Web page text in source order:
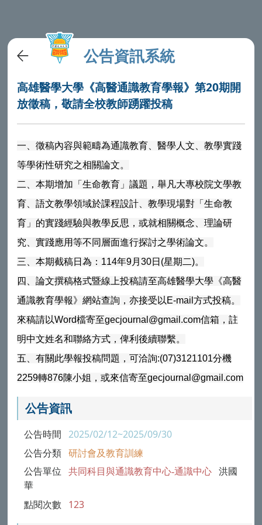
公告資訊系統
高雄醫學大學《高醫通識教育學報》第20期開
放徵稿，敬請全校教師踴躍投稿
一、徵稿內容與範疇為通識教育、醫學人文、教學實踐
等學術性研究之相關論文。
二、本期增加「生命教育」議題，舉凡大專校院文學教
育、語文教學領域於課程設計、教學現場對「生命教
育」的實踐經驗與教學反思，或就相關概念、理論研
究、實踐應用等不同層面進行探討之學術論文。
三、本期截稿日為：114年9月30日(星期二)。
四、論文撰稿格式暨線上投稿請至高雄醫學大學《高醫
通識教育學報》網站查詢，亦接受以E-mail方式投稿。
來稿請以Word檔寄至gecjournal@gmail.com信箱，註
明中文姓名和聯絡方式，俾利後續聯繫。
五、有關此學報投稿問題，可洽詢:(07)3121101分機
2259轉876陳小姐，或來信寄至gecjournal@gmail.com
公告資訊
公告時間 2025/02/12~2025/09/30
公告分類 研討會及教育訓練
公告單位 共同科目與通識教育中心-通識中心
洪國
華
點閱次數 123